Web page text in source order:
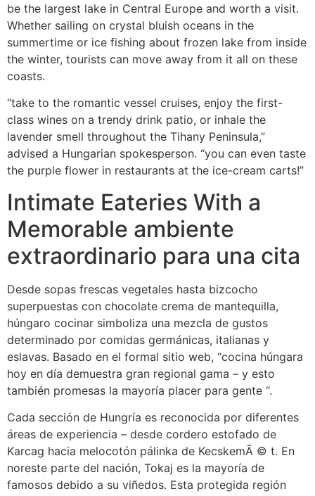
be the largest lake in Central Europe and worth a visit.
Whether sailing on crystal bluish oceans in the
summertime or ice fishing about frozen lake from inside
the winter, tourists can move away from it all on these
coasts.
“take to the romantic vessel cruises, enjoy the first-
class wines on a trendy drink patio, or inhale the
lavender smell throughout the Tihany Peninsula,”
advised a Hungarian spokesperson. “you can even taste
the purple flower in restaurants at the ice-cream carts!”
Intimate Eateries With a
Memorable ambiente
extraordinario para una cita
Desde sopas frescas vegetales hasta bizcocho ​​
superpuestas con chocolate crema de mantequilla,
húngaro cocinar simboliza una mezcla de gustos
determinado por comidas germánicas, italianas y
eslavas. Basado en el formal sitio web, “cocina húngara
hoy en día demuestra gran regional gama – y esto
también promesas la mayoría placer para gente “.
Cada sección de Hungría es reconocida por diferentes
áreas de experiencia – desde cordero estofado de
Karcag hacia melocotón pálinka de KecskemÃ © t. En
noreste parte del nación, Tokaj es la mayoría de
famosos debido a su viñedos. Esta protegida región